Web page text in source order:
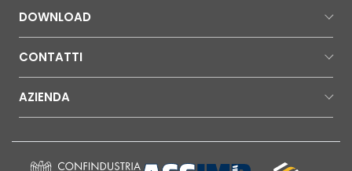
DOWNLOAD
CONTATTI
AZIENDA